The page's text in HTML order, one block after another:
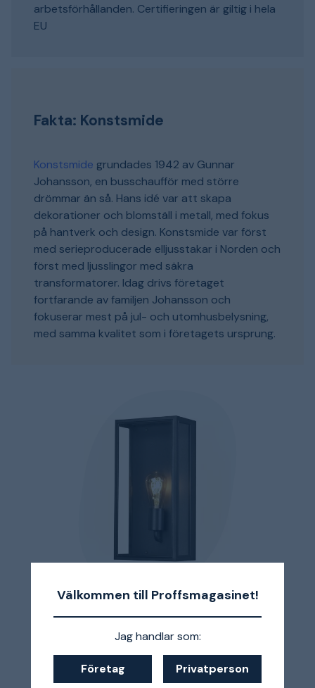
Välkommen till Proffsmagasinet!
Jag handlar som:
Företag Privatperson
arbetsförhållanden. Certifieringen är giltig i hela
EU
Fakta: Konstsmide
Konstsmide grundades 1942 av Gunnar
Johansson, en busschaufför med större
drömmar än så. Hans idé var att skapa
dekorationer och blomställ i metall, med fokus
på hantverk och design. Konstsmide var först
med serieproducerade elljusstakar i Norden och
först med ljusslingor med säkra
transformatorer. Idag drivs företaget
fortfarande av familjen Johansson och
fokuserar mest på jul- och utomhusbelysning,
med samma kvalitet som i företagets ursprung.
Konstsmide Carpi
Väggarmatur
E27, 60W, svart
Modern fasadbelysning i svart lackad aluminium.